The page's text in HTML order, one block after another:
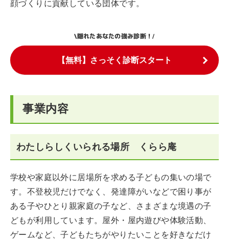
顔づくりに貢献している団体です。
\隠れたあなたの強み診断！/
【無料】さっそく診断スタート
事業内容
わたしらしくいられる場所 くらら庵
学校や家庭以外に居場所を求める子どもの集いの場で
す。不登校児だけでなく、発達障がいなどで困り事が
ある子やひとり親家庭の子など、さまざまな境遇の子
どもが利用しています。屋外・屋内遊びや体験活動、
ゲームなど、子どもたちがやりたいことを好きなだけ